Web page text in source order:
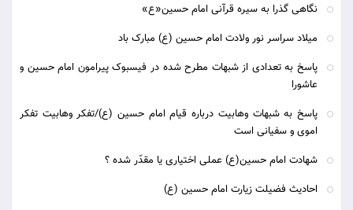
نگاهی گذرا به سیره قرآنی امام حسین«ع»
میلاد سراسر نور ولادت امام حسین (ع) مبارک باد
پاسخ به تعدادی از شبهات مطرح شده در فیسبوک پیرامون امام حسین و
عاشورا
پاسخ به شبهات وهابیت درباره قیام امام حسین (ع)/تفکر وهابیت تفکر
اموی و سفیانی است
شهادت امام حسین(ع) عملی اختیاری یا مقدّر شده ؟
احادیث فضیلت زیارت امام حسین (ع)